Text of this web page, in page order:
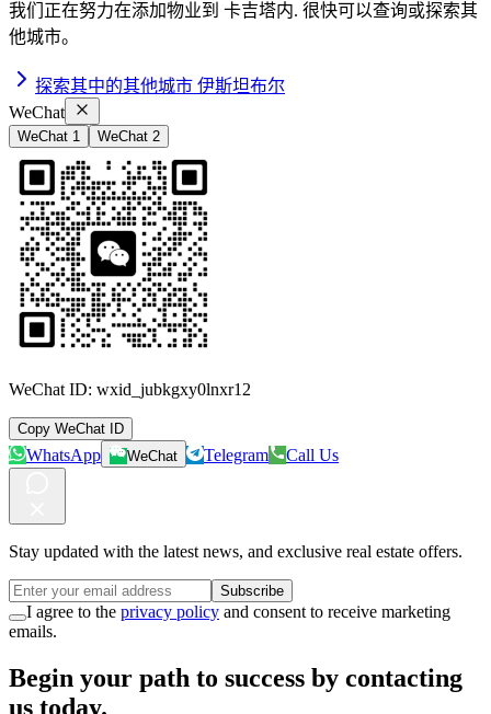
我们正在努力在添加物业到 卡吉塔内. 很快可以查询或探索其
他城市。
探索其中的其他城市 伊斯坦布尔
WeChat
WeChat 1 WeChat 2
WeChat ID: wxid_jubkgxy0lnxr12
Copy WeChat ID
WhatsApp WeChat Telegram Call Us
Stay updated with the latest news, and exclusive real estate offers.
Subscribe
I agree to the privacy policy and consent to receive marketing
emails.
Begin your path to success by contacting
us today.